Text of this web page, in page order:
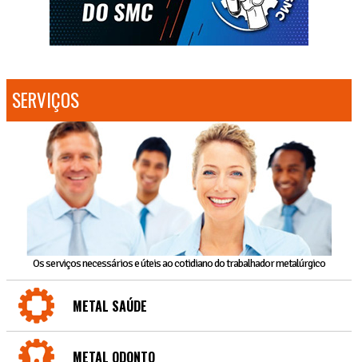
SERVIÇOS
Os serviços necessários e úteis ao cotidiano do trabalhador metalúrgico
METAL SAÚDE
METAL ODONTO